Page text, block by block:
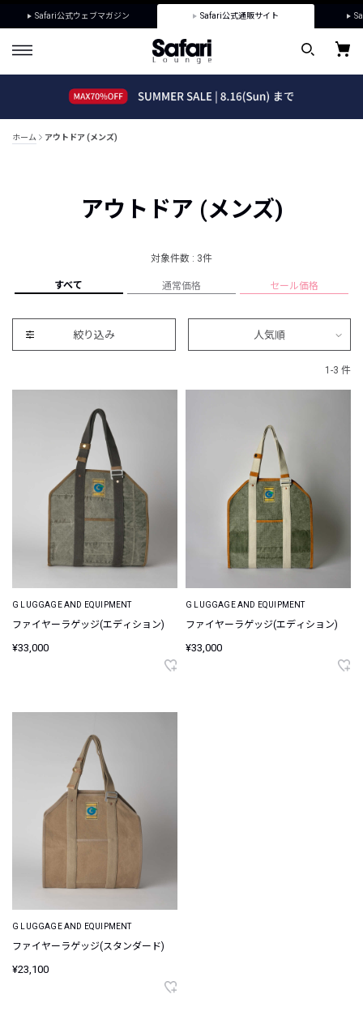
Safari公式ウェブマガジン Safari公式通販サイト
ホーム アウトドア (メンズ)
アウトドア (メンズ)
対象件数 : 3件
すべて 通常価格 セール価格
絞り込み 人気順
1-3 件
G LUGGAGE AND EQUIPMENT
ファイヤーラゲッジ(エディション)
¥33,000
G LUGGAGE AND EQUIPMENT
ファイヤーラゲッジ(エディション)
¥33,000
G LUGGAGE AND EQUIPMENT
ファイヤーラゲッジ(スタンダード)
¥23,100